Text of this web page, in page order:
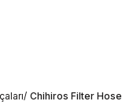
/ Chihiros Filter